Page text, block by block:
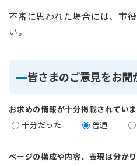
不審に思われた場合には、市
い。
皆さまのご意見をお聞
お求めの情報が十分掲載されてい
十分だった
普通
ページの構成や内容、表現は分か